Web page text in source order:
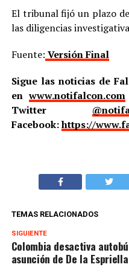
El tribunal fijó un plazo
las diligencias
Fuente: Versión Final
Sigue las noticias de
enwww.notifalcon.com
Twitter
Facebook:https://
TEMAS RELACIONADOS
SIGUIENTE
Colombia desactiva
asunción de De la Espriella